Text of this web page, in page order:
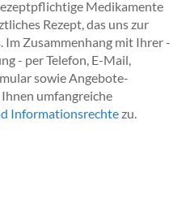
Medikamente
Rezept, das uns zur
Im Zusammenhang mit Ihrer -
- per Telefon, E-Mail,
sowie Angebote-
umfangreiche
Informationsrechtezu.